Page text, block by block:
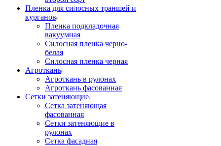
Пленка для силосных траншей и
курганов
Пленка подкладочная
вакуумная
Силосная пленка черно-
белая
Силосная пленка черная
Агроткань
Агроткань в рулонах
Агроткань фасованная
Сетки затеняющие
Сетка затеняющая
фасованная
Сетки затеняющие в
рулонах
Сетка фасадная